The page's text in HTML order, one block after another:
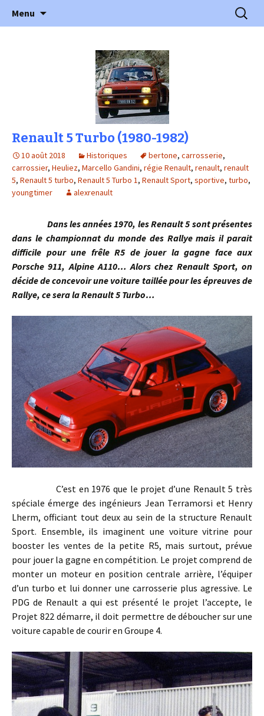
l'Automobile Ancienne
l'automobile ancienne : articles, historiques
…
Menu
Renault 5 Turbo (1980-1982)
10 août 2018 Historiques bertone, carrosserie,
carrossier, Heuliez, Marcello Gandini, régie Renault, renault, renault
5, Renault 5 turbo, Renault 5 Turbo 1, Renault Sport, sportive, turbo,
youngtimer
alexrenault
Dans les années 1970, les Renault 5 sont présentes
dans le championnat du monde des Rallye mais il parait
difficile pour une frêle R5 de jouer la gagne face aux
Porsche 911, Alpine A110… Alors chez Renault Sport, on
décide de concevoir une voiture taillée pour les épreuves de
Rallye, ce sera la Renault 5 Turbo…
C’est en 1976 que le projet d’une Renault 5 très
spéciale émerge des ingénieurs Jean Terramorsi et Henry
Lherm, officiant tout deux au sein de la structure Renault
Sport. Ensemble, ils imaginent une voiture vitrine pour
booster les ventes de la petite R5, mais surtout, prévue
pour jouer la gagne en compétition. Le projet comprend de
monter un moteur en position centrale arrière, l’équiper
d’un turbo et lui donner une carrosserie plus agressive. Le
PDG de Renault a qui est présenté le projet l’accepte, le
Projet 822 démarre, il doit permettre de déboucher sur une
voiture capable de courir en Groupe 4.